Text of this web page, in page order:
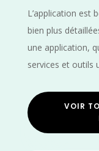
L’application est
bien plus
une application,
services et outils
VOIR